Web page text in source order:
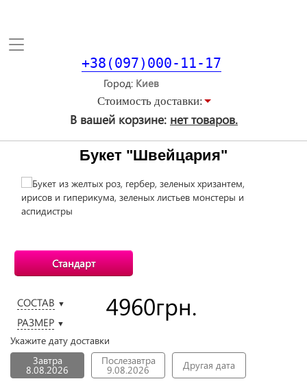
Toggle
+38(097)000-11-17
Город
Стоимость доставки:
В вашей корзине: нет товаров.
Букет "Швейцария"
Стандарт
СОСТАВ ▼
РАЗМЕР ▼
4960грн.
Укажите дату доставки
Завтра
8.08.2026
Послезавтра
9.08.2026 Другая дата